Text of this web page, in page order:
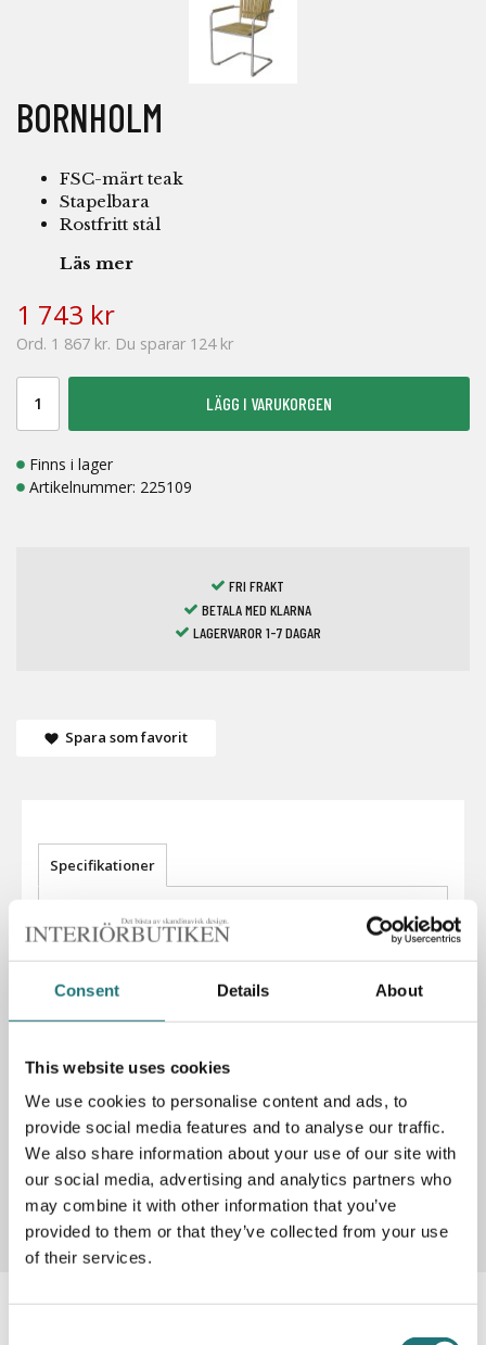
Consent Details About
This website uses cookies
We use cookies to personalise content and ads, to
provide social media features and to analyse our traffic.
We also share information about your use of our site with
our social media, advertising and analytics partners who
may combine it with other information that you’ve
provided to them or that they’ve collected from your use
of their services.
BORNHOLM
FSC-märt teak
Stapelbara
Rostfritt stål
Läs mer
1 743 kr
Ord. 1 867 kr. Du sparar 124 kr
LÄGG I VARUKORGEN
Finns i lager
Artikelnummer: 225109
FRI FRAKT
BETALA MED KLARNA
LAGERVAROR 1-7 DAGAR
Spara som favorit
Specifikationer
Mått: 55x55x87 cm (DxBxH)
härlig svikt.
Artikelnummer 225109